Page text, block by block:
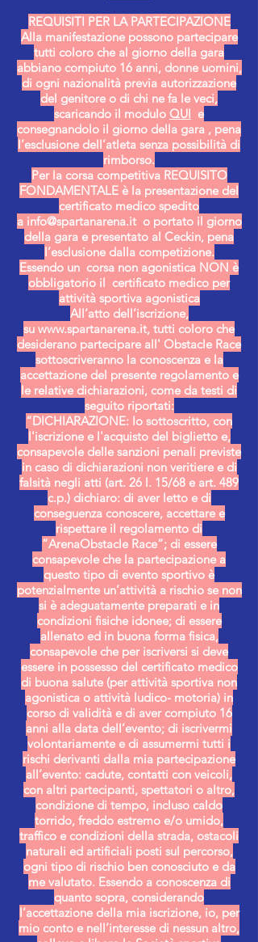
REQUISITI PER LA PARTECIPAZIONE
Alla manifestazione possono partecipare
tutti coloro che al giorno della gara
abbiano compiuto 16 anni, donne uomini,
di ogni nazionalità previa autorizzazione
del genitore o di chi ne fa le veci,
scaricando il modulo QUI e
consegnandolo il giorno della gara , pena
l’esclusione dell’atleta senza possibilità di
rimborso.
Per la corsa competitiva REQUISITO
FONDAMENTALE è la presentazione del
certificato medico spedito
a info@spartanarena.ito portato il giorno
della gara e presentato al Ceckin, pena
l’esclusione dalla competizione.
Essendo un corsa non agonistica NON è
obbligatorio il certificato medico per
attività sportiva agonistica
All’atto dell’iscrizione,
su www.spartanarena.it, tutti coloro che
desiderano partecipare all' Obstacle Race
sottoscriveranno la conoscenza e la
accettazione del presente regolamento e
le relative dichiarazioni, come da testi di
seguito riportati:
“DICHIARAZIONE: Io sottoscritto, con
l'iscrizione e l'acquisto del biglietto e,
consapevole delle sanzioni penali previste
in caso di dichiarazioni non veritiere e di
falsità negli atti (art. 26 l. 15/68 e art. 489
c.p.) dichiaro: di aver letto e di
conseguenza conoscere, accettare e
rispettare il regolamento di
”ArenaObstacle Race”; di essere
consapevole che la partecipazione a
questo tipo di evento sportivo è
potenzialmente un’attività a rischio se non
si è adeguatamente preparati e in
condizioni fisiche idonee; di essere
allenato ed in buona forma fisica,
consapevole che per iscriversi si deve
essere in possesso del certificato medico
di buona salute (per attività sportiva non
agonistica o attività ludico- motoria) in
corso di validità e di aver compiuto 16
anni alla data dell’evento; di iscrivermi
volontariamente e di assumermi tutti i
rischi derivanti dalla mia partecipazione
all’evento: cadute, contatti con veicoli,
con altri partecipanti, spettatori o altro,
condizione di tempo, incluso caldo
torrido, freddo estremo e/o umido,
traffico e condizioni della strada, ostacoli
naturali ed artificiali posti sul percorso,
ogni tipo di rischio ben conosciuto e da
me valutato. Essendo a conoscenza di
quanto sopra, considerando
l’accettazione della mia iscrizione, io, per
mio conto e nell’interesse di nessun altro,